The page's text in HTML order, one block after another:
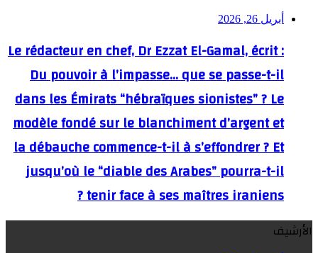
أبريل 26, 2026
Le rédacteur en chef, Dr Ezzat El-Gamal, écrit :
Du pouvoir à l’impasse… que se passe-t-il
dans les Émirats “hébraïques sionistes” ? Le
modèle fondé sur le blanchiment d’argent et
la débauche commence-t-il à s’effondrer ? Et
jusqu’où le “diable des Arabes” pourra-t-il
tenir face à ses maîtres iraniens ?
الأرشيف